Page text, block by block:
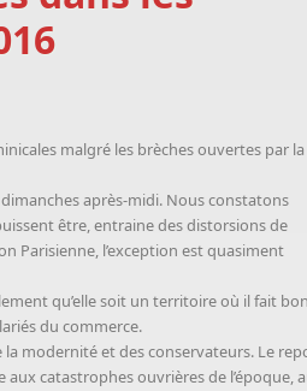
malgré les brèches ouvertes par
après-midi. Nous constatons
être, entraine des distorsions de
Parisienne, l’exception est quasiment
qu’elle soit un territoire où il fait bon
du commerce.
modernité et des conservateurs. Le
aux catastrophes ouvrières de l’époque,